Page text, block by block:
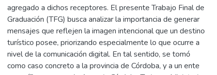
agregado a dichos receptores. El presente Trabajo Final de
Graduación (TFG) busca analizar la importancia de generar
mensajes que reflejen la imagen intencional que un destino
turístico posee, priorizando especialmente lo que ocurre a
nivel de la comunicación digital. En tal sentido, se tomó
como caso concreto a la provincia de Córdoba, y a un ente